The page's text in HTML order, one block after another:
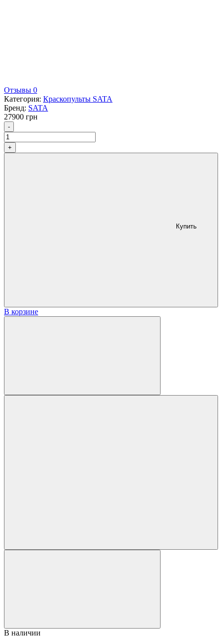
Отзывы 0
Категория: Краскопульты SATA
Бренд: SATA
27900 грн
- Количество
+
Купить
В корзине
В наличии